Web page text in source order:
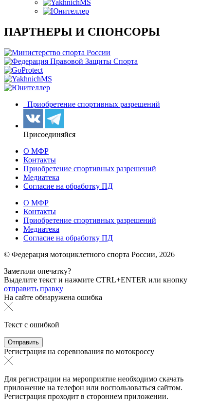
ПАРТНЕРЫ И СПОНСОРЫ
Приобретение спортивных разрешений
Присоединяйся
О МФР
Контакты
Приобретение спортивных разрешений
Медиатека
Согласие на обработку ПД
О МФР
Контакты
Приобретение спортивных разрешений
Медиатека
Согласие на обработку ПД
© Федерация мотоциклетного спорта России, 2026
Заметили опечатку?
Выделите текст и нажмите CTRL+ENTER или кнопку
отправить правку
На сайте обнаружена ошибка
Текст с ошибкой
Регистрация на соревнования по мотокроссу
Для регистрации на мероприятие необходимо скачать
приложение на телефон или воспользоваться сайтом.
Регистрация проходит в стороннем приложении.